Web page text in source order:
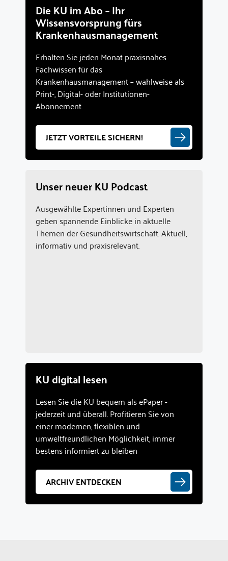
Die KU im Abo – Ihr
Wissensvorsprung fürs
Krankenhausmanagement
Erhalten Sie jeden Monat praxisnahes
Fachwissen für das
Krankenhausmanagement – wahlweise als
Print-, Digital- oder Institutionen-
Abonnement.
JETZT VORTEILE SICHERN!
Unser neuer KU Podcast
Ausgewählte Expertinnen und Experten
geben spannende Einblicke in aktuelle
Themen der Gesundheitswirtschaft. Aktuell,
informativ und praxisrelevant.
KU digital lesen
Lesen Sie die KU bequem als ePaper -
jederzeit und überall. Profitieren Sie von
einer modernen, flexiblen und
umweltfreundlichen Möglichkeit, immer
bestens informiert zu bleiben
ARCHIV ENTDECKEN